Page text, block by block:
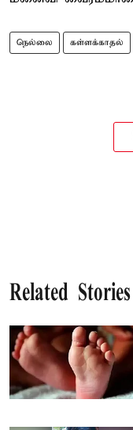
நெல்லை கள்ளக்காதல்
Related Stories